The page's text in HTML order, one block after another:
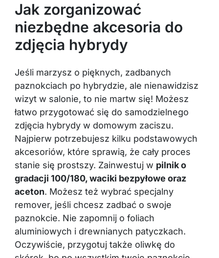
Jak zorganizować
niezbędne akcesoria do
zdjęcia hybrydy
Jeśli marzysz o pięknych, zadbanych
paznokciach po hybrydzie, ale nienawidzisz
wizyt w salonie, to nie martw się! Możesz
łatwo przygotować się do samodzielnego
zdjęcia hybrydy w domowym zaciszu.
Najpierw potrzebujesz kilku podstawowych
akcesoriów, które sprawią, że cały proces
stanie się prostszy. Zainwestuj w pilnik o
gradacji 100/180, waciki bezpyłowe oraz
aceton. Możesz też wybrać specjalny
remover, jeśli chcesz zadbać o swoje
paznokcie. Nie zapomnij o foliach
aluminiowych i drewnianych patyczkach.
Oczywiście, przygotuj także oliwkę do